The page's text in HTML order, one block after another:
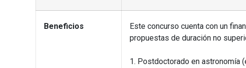
Beneficios
Este concurso cuenta con un
propuestas de duración no
1. Postdoctorado en